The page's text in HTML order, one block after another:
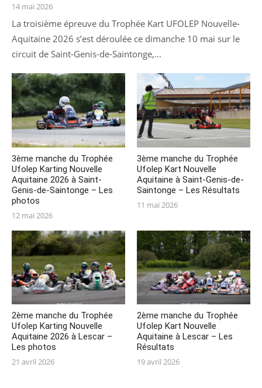
Posted
on
14 mai 2026
La troisième épreuve du Trophée Kart UFOLEP Nouvelle-
Aquitaine 2026 s’est déroulée ce dimanche 10 mai sur le
circuit de Saint-Genis-de-Saintonge,...
3ème manche du Trophée
Ufolep Karting Nouvelle
Aquitaine 2026 à Saint-
Genis-de-Saintonge – Les
photos
Posted
12 mai 2026
3ème manche du Trophée
Ufolep Kart Nouvelle
Aquitaine à Saint-Genis-de-
Saintonge – Les Résultats
Posted
11 mai 2026
2ème manche du Trophée
Ufolep Karting Nouvelle
Aquitaine 2026 à Lescar –
Les photos
Posted
21 avril 2026
2ème manche du Trophée
Ufolep Kart Nouvelle
Aquitaine à Lescar – Les
Résultats
Posted
19 avril 2026